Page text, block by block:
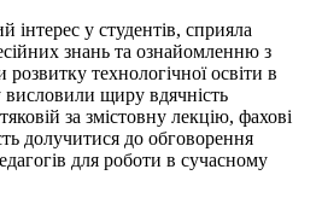
інтерес у студентів, сприяла
знань та ознайомленню з
технологічної освіти в
висловили щиру вдячність
за змістовну лекцію, фахові
долучитися до обговорення
для роботи в сучасному